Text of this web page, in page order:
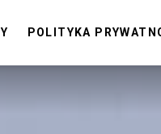
POLITYKA